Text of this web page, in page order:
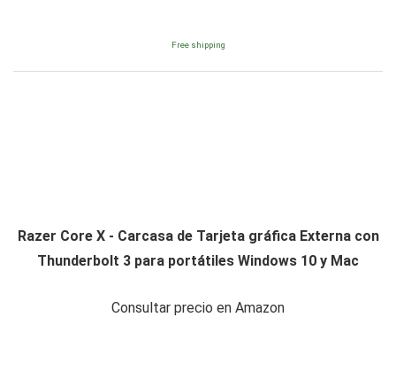
Free shipping
Razer Core X - Carcasa de Tarjeta gráfica Externa con
Thunderbolt 3 para portátiles Windows 10 y Mac
Consultar precio en Amazon